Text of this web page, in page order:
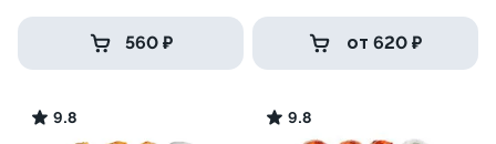
560 ₽ от 620 ₽
9.8 9.8